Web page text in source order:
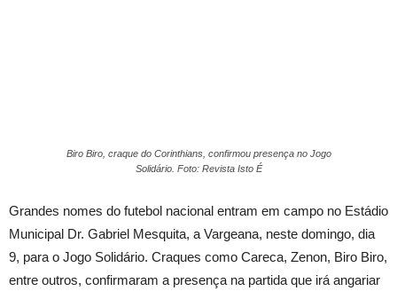
Biro Biro, craque do Corinthians, confirmou presença no Jogo
Solidário. Foto: Revista Isto É
Grandes nomes do futebol nacional entram em campo no Estádio
Municipal Dr. Gabriel Mesquita, a Vargeana, neste domingo, dia
9, para o Jogo Solidário. Craques como Careca, Zenon, Biro Biro,
entre outros, confirmaram a presença na partida que irá angariar